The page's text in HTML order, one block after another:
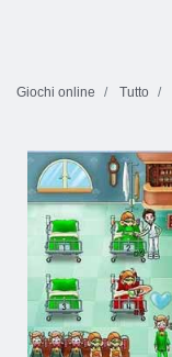
Giochi online Tutto